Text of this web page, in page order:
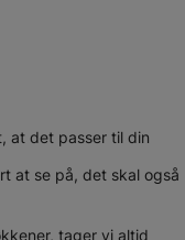
at det passer til din
at se på, det skal også
tager vi altid